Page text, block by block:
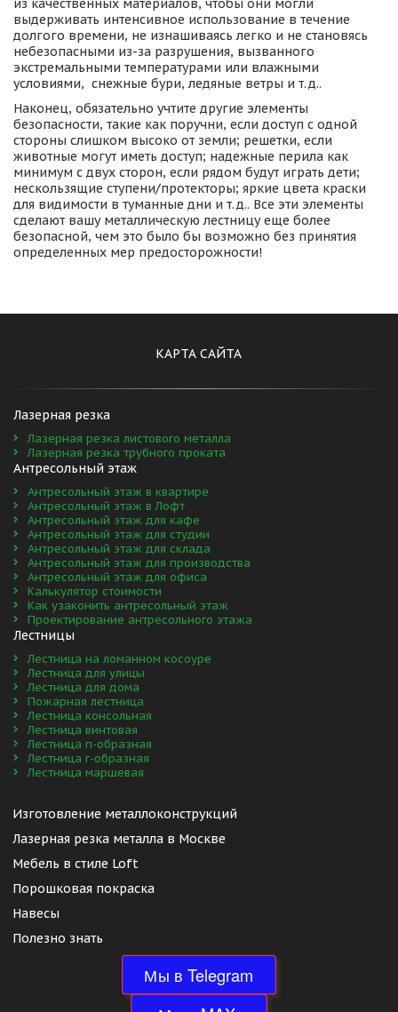
из качественных материалов, чтобы они могли
выдерживать интенсивное использование в течение
долгого времени, не изнашиваясь легко и не становясь
небезопасными из-за разрушения, вызванного
экстремальными температурами или влажными
условиями,  снежные бури, ледяные ветры и т. д..
Наконец, обязательно учтите другие элементы
безопасности, такие как поручни, если доступ с одной
стороны слишком высоко от земли; решетки, если
животные могут иметь доступ; надежные перила как
минимум с двух сторон, если рядом будут играть дети;
нескользящие ступени/протекторы; яркие цвета краски
для видимости в туманные дни и т. д.. Все эти элементы
сделают вашу металлическую лестницу еще более
безопасной, чем это было бы возможно без принятия
определенных мер предосторожности!
КАРТА САЙТА
Лазерная резка
Лазерная резка листового металла
Лазерная резка трубного проката
Антресольный этаж
Антресольный этаж в квартире
Антресольный этаж в Лофт
Антресольный этаж для кафе
Антресольный этаж для студии
Антресольный этаж для склада
Антресольный этаж для производства
Антресольный этаж для офиса
Калькулятор стоимости
Как узаконить антресольный этаж
Проектирование антресольного этажа
Лестницы
Лестница на ломанном косоуре
Лестница для улицы
Лестница для дома
Пожарная лестница
Лестница консольная
Лестница винтовая
Лестница п-образная
Лестница г-образная
Лестница маршевая
Изготовление металлоконструкций
Лазерная резка металла в Москве
Мебель в стиле Loft
Порошковая покраска
Навесы
Полезно знать
Мы в Telegram